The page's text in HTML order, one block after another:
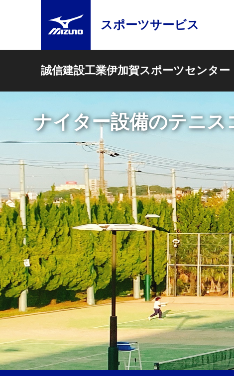
スポーツサービス
誠信建設工業伊加賀スポーツセンター
バスケットコート２面